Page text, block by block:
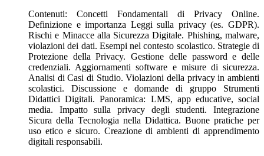
Contenuti: Concetti Fondamentali di Privacy Online.
Definizione e importanza Leggi sulla privacy (es. GDPR).
Rischi e Minacce alla Sicurezza Digitale. Phishing, malware,
violazioni dei dati. Esempi nel contesto scolastico. Strategie di
Protezione della Privacy. Gestione delle password e delle
credenziali. Aggiornamenti software e misure di sicurezza.
Analisi di Casi di Studio. Violazioni della privacy in ambienti
scolastici. Discussione e domande di gruppo Strumenti
Didattici Digitali. Panoramica: LMS, app educative, social
media. Impatto sulla privacy degli studenti. Integrazione
Sicura della Tecnologia nella Didattica. Buone pratiche per
uso etico e sicuro. Creazione di ambienti di apprendimento
digitali responsabili.